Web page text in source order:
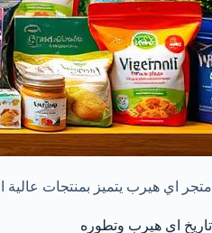
متجر اي هيرب يتميز بمنتجات
تاريخ اي هيرب وتطوره